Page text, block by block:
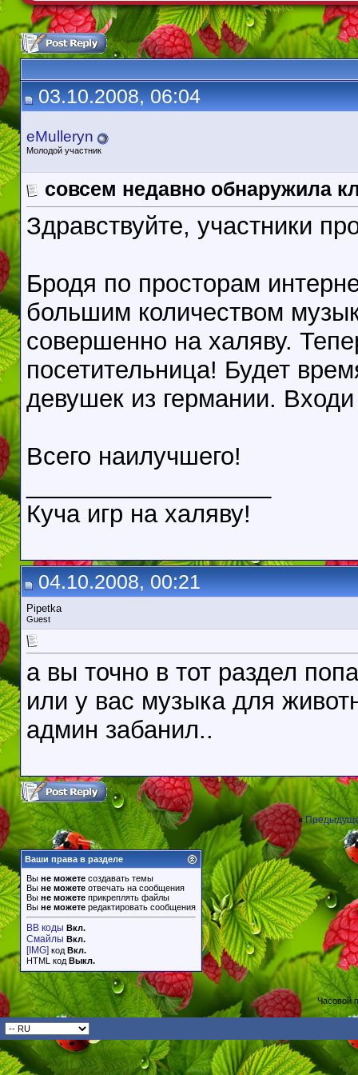
03.10.2008, 06:04
eMulleryn
Молодой участник
совсем недавно обнаружила
Здравствуйте, участники
Бродя по просторам
большим количеством
совершенно на халяву.
посетительница! Будет
девушек из германии.
Всего наилучшего!
Куча игр на халяву!
04.10.2008, 00:21
Pipetka
Guest
а вы точно в тот раздел
или у вас музыка для
админ забанил..
«
Ваши права в разделе
Вы не можете создавать темы
Вы не можете отвечать на сообщения
Вы не можете прикреплять файлы
Вы не можете редактировать сообщения
BB коды Вкл.
Смайлы Вкл.
[IMG] код Вкл.
HTML код Выкл.
Часовой